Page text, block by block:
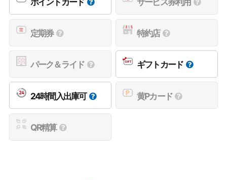
定期券 特約店
パーク＆ライド ギフトカード
24時間入出庫可 黄Pカード
QR精算